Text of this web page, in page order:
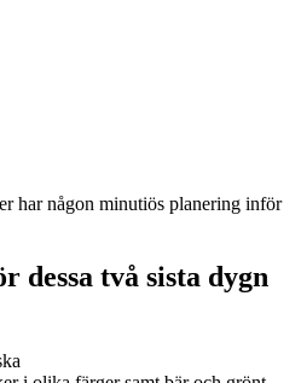
har någon minutiös planering inför
dessa två sista dygn